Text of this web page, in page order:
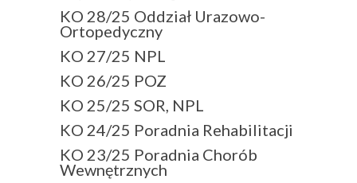
KO 28/25 Oddział Urazowo-
Ortopedyczny
KO 27/25 NPL
KO 26/25 POZ
KO 25/25 SOR, NPL
KO 24/25 Poradnia Rehabilitacji
KO 23/25 Poradnia Chorób
Wewnętrznych